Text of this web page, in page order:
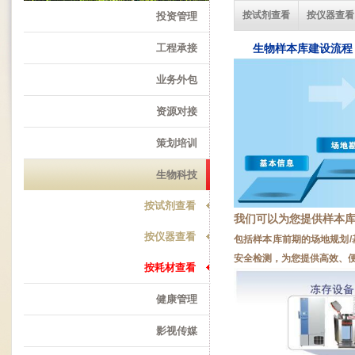
投资管理
工程承接
业务外包
资源对接
策划培训
生物科技
按试剂查看
按仪器查看
按耗材查看
健康管理
影视传媒
按试剂查看 按仪器查看
生物样本库建设流
我们可以为您提供样本
包括样本库前期的场地规划
安全检测，为您提供高效、